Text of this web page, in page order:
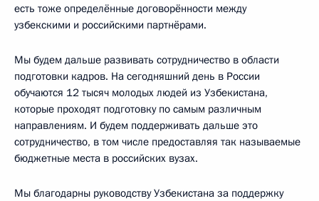
есть тоже определённые договорённости между
узбекскими и российскими партнёрами.
Мы будем дальше развивать сотрудничество в области
подготовки кадров. На сегодняшний день в России
обучаются 12 тысяч молодых людей из Узбекистана,
которые проходят подготовку по самым различным
направлениям. И будем поддерживать дальше это
сотрудничество, в том числе предоставляя так называемые
бюджетные места в российских вузах.
Мы благодарны руководству Узбекистана за поддержку